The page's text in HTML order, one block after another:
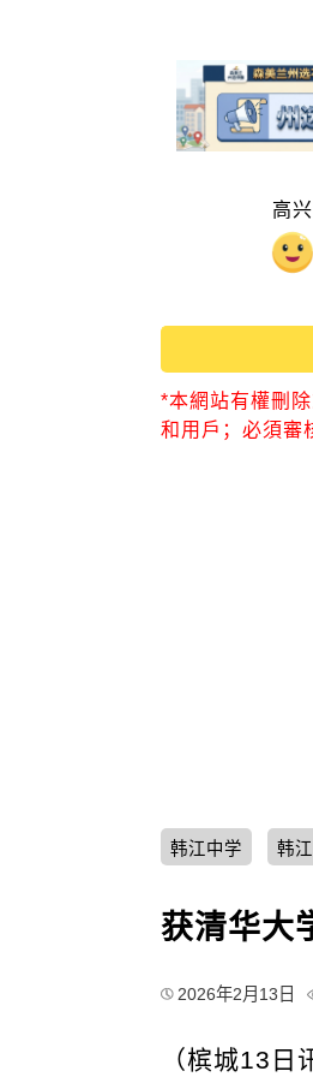
高兴
*本網站有權刪
和用戶；必須審
韩江中学 韩
获清华大
2026年2月13日
（槟城13